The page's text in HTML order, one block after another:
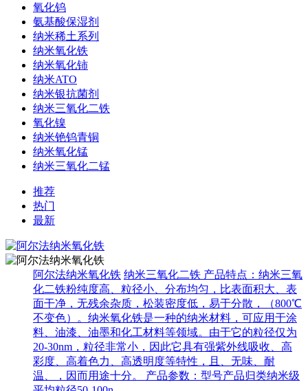
氧化钨
氨基酸保湿剂
纳米稀土系列
纳米氧化铁
纳米氧化铈
纳米ATO
纳米银抗菌剂
纳米三氧化二铁
氧化镍
纳米铯钨青铜
纳米氧化锰
纳米三氧化二锰
推荐
热门
最新
阿尔法纳米氧化铁 纳米三氧化二铁 产品特点：纳米三氧
化二铁粉纯度高、粒径小、分布均匀，比表面积大、表
面干净，无残余杂质，松装密度低，易于分散，（800℃
不变色）。纳米氧化铁是一种的纳米材料，可应用于涂
料、油漆、油墨和化工材料等领域。由于它的粒径仅为
20-30nm，粒径非常小，因此它具有强紫外线吸收、高
彩度、高着色力、高透明度等特性，且、无味、耐
温、，因而用途十分。 产品参数：型号产品归类纳米级